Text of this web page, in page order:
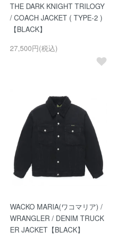
THE DARK KNIGHT TRILOGY
/ COACH JACKET ( TYPE-2 )
【BLACK】
27,500円(税込)
WACKO MARIA(ワコマリア) /
WRANGLER / DENIM TRUCK
ER JACKET【BLACK】